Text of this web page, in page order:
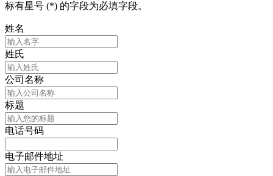
标有星号 (*) 的字段为必填字段。
姓名
姓氏
公司名称
标题
电话号码
电子邮件地址